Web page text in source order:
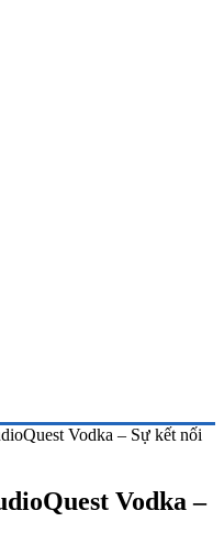
Vodka – Sự kết nối
Vodka –